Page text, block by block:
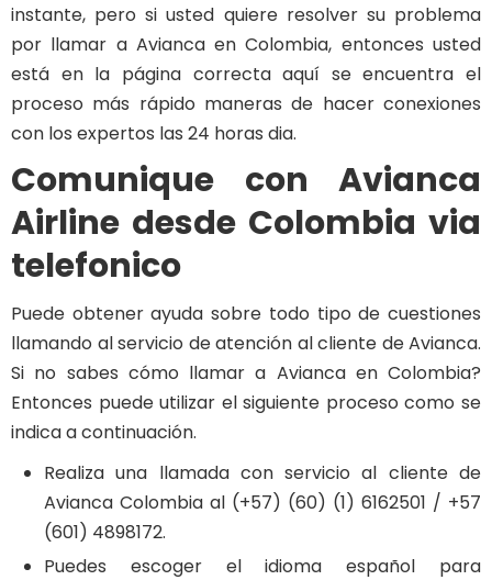
instante, pero si usted quiere resolver su problema
por llamar a Avianca en Colombia, entonces usted
está en la página correcta aquí se encuentra el
proceso más rápido maneras de hacer conexiones
con los expertos las 24 horas dia.
Comunique con Avianca
Airline desde Colombia via
telefonico
Puede obtener ayuda sobre todo tipo de cuestiones
llamando al servicio de atención al cliente de Avianca.
Si no sabes cómo llamar a Avianca en Colombia?
Entonces puede utilizar el siguiente proceso como se
indica a continuación.
Realiza una llamada con servicio al cliente de
Avianca Colombia al (+57) (60) (1) 6162501 / +57
(601) 4898172.
Puedes escoger el idioma español para